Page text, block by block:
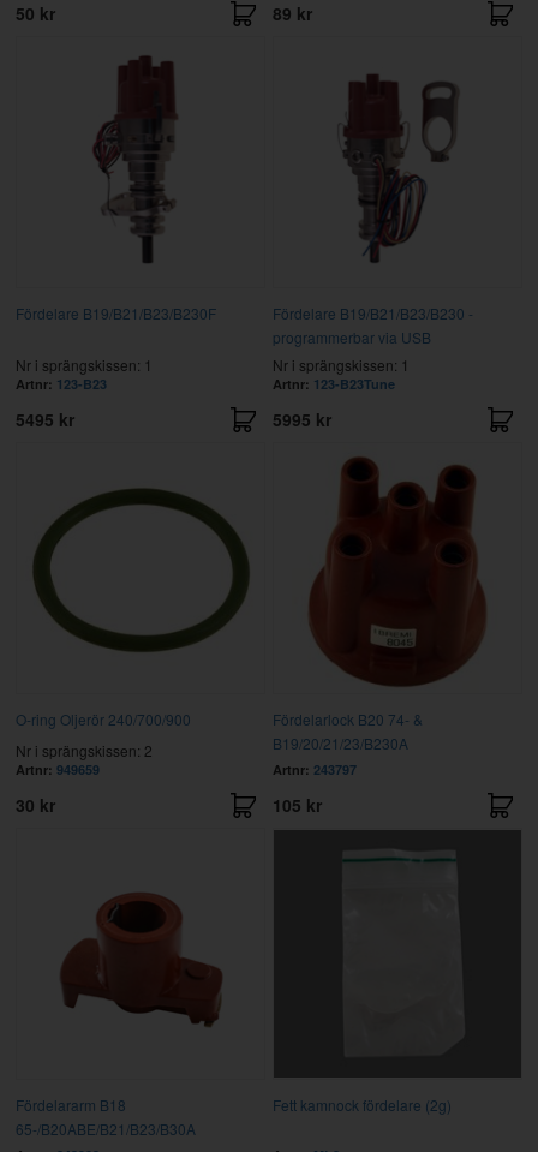
50 kr 89 kr
Fördelare B19/B21/B23/B230F
Nr i sprängskissen: 1
Artnr: 123-B23
5495 kr
Fördelare B19/B21/B23/B230 -
programmerbar via USB
Nr i sprängskissen: 1
Artnr: 123-B23Tune
5995 kr
O-ring Oljerör 240/700/900
Nr i sprängskissen: 2
Artnr: 949659
30 kr
Fördelarlock B20 74- &
B19/20/21/23/B230A
Artnr: 243797
105 kr
Fördelararm B18
65-/B20ABE/B21/B23/B30A
Fett kamnock fördelare (2g)